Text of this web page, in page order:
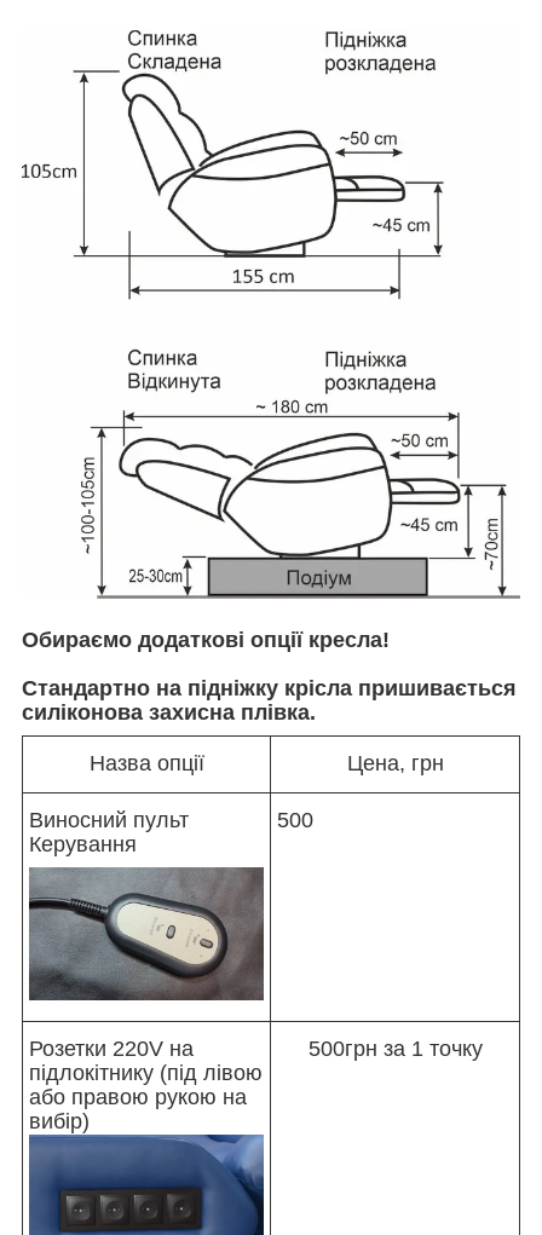
Обираємо додаткові опції кресла!
Стандартно на підніжку крісла пришивається
силіконова захисна плівка.
Назва опції Цена, грн
Виносний пульт
Керування
500
Розетки 220V на
підлокітнику (під лівою
або правою рукою на
вибір)
500грн за 1 точку